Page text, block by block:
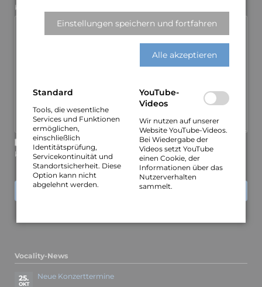
Pflichtfeld
Kommentar
Über neue Kommentare per E-Mail benachrichtigen (Sie
können das Abonnement jederzeit beenden)
KOMMENTAR ABSENDEN
Vocality-News
25.
OKT
Neue Konzerttermine
Einstellungen speichern und fortfahren
Alle akzeptieren
Standard
Tools, die wesentliche
Services und Funktionen
ermöglichen,
einschließlich
Identitätsprüfung,
Servicekontinuität und
Standortsicherheit. Diese
Option kann nicht
abgelehnt werden.
YouTube-
Videos
Wir nutzen auf unserer
Website YouTube-Videos.
Bei Wiedergabe der
Videos setzt YouTube
einen Cookie, der
Informationen über das
Nutzerverhalten
sammelt.